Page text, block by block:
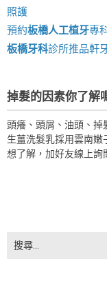
照護
預約板橋人工植牙專
板橋牙科診所推品軒
掉髮的因素你了解
頭癢、頭屑、油頭、掉
生薑洗髮乳採用雲南
想了解，加好友線上詢
搜
尋